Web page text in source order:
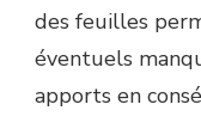
des feuilles
éventuels
apports en